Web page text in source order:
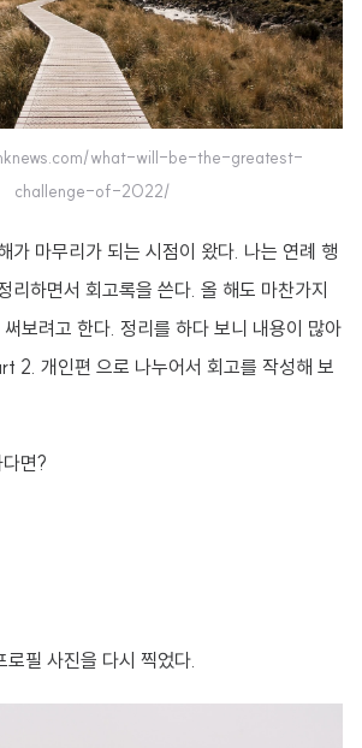
what-will-be-the-greatest-
challenge-of-2022/
가 마무리가 되는 시점이 왔다. 나는 연례 행
리하면서 회고록을 쓴다. 올 해도 마찬가지
보려고 한다. 정리를 하다 보니 내용이 많아
2. 개인편 으로 나누어서 회고를 작성해 보
면?
필 사진을 다시 찍었다.